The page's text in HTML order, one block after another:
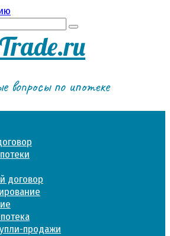
вопросы по ипотеке
договор
продажи